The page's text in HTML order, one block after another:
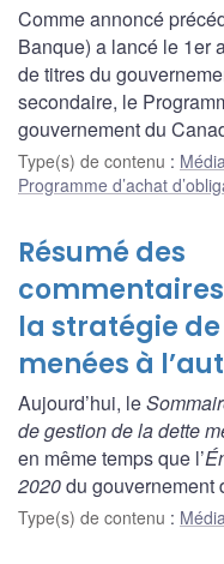
Comme annoncé
Banque) a lancé le 1er
de titres du
secondaire, le
gouvernement du
Type(s) de contenu :
Programme d’achat
Résumé des
la stratégie
menées à
Aujourd’hui, le
de gestion de la dette
en même temps que l’
2020du gouvernement
Type(s) de contenu :